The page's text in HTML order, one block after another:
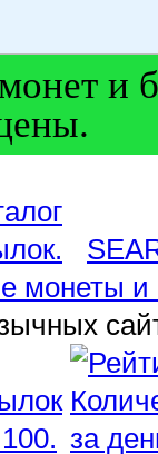
и
монеты и